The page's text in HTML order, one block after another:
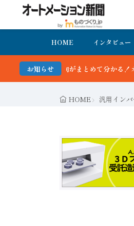
HOME インタビュー
お知らせ
て分かる！オートメーション新聞 最新
HOME 汎用インバ